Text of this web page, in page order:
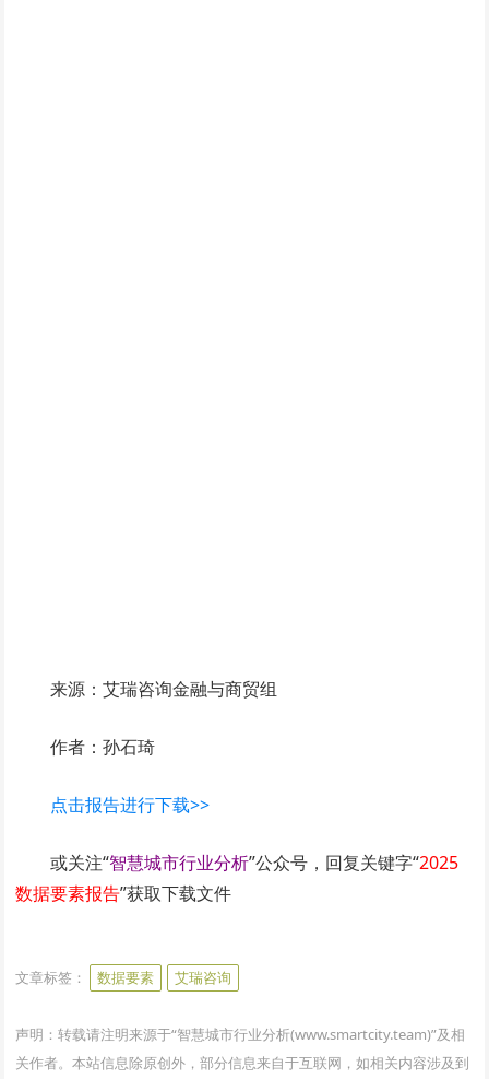
来源：艾瑞咨询金融与商贸组
作者：孙石琦
点击报告进行下载>>
或关注“智慧城市行业分析”公众号，回复关键字“2025
数据要素报告”获取下载文件
文章标签： 数据要素 艾瑞咨询
声明：转载请注明来源于“智慧城市行业分析(www.smartcity.team)”及相
关作者。本站信息除原创外，部分信息来自于互联网，如相关内容涉及到